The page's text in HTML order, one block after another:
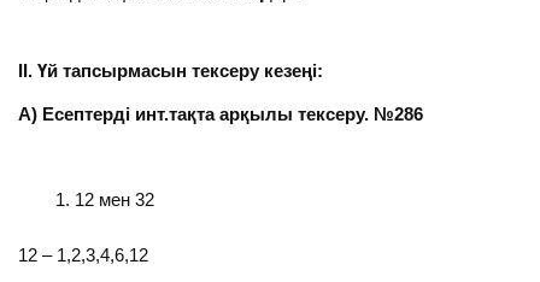
ІІ. Үй тапсырмасын тексеру кезеңі:
А) Есептерді инт.тақта арқылы тексеру. №286
12 мен 32
12 – 1,2,3,4,6,12